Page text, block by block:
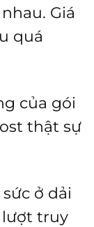
Giá
quá
của gói
thật sự
ở dải
lượt truy